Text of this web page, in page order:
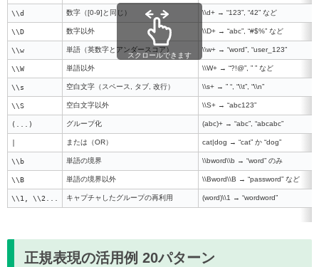
\\d 数字（[0-9]と同じ） \\d+ → “123”, “42” など
\\D 数字以外 \\D+ → “abc”, “#$%” など
\\w 単語（英数字とアンダースコア） \\w+ → “word”, “user_123”
\\W 単語以外 \\W+ → “?!@”, ” ” など
\\s 空白文字（スペース, タブ, 改行） \\s+ → ” “, “\\t”, “\\n”
\\S 空白文字以外 \\S+ → “abc123”
(...) グループ化 (abc)+ → “abc”, “abcabc”
| または（OR） cat|dog → “cat” か “dog”
\\b 単語の境界 \\bword\\b → “word” のみ
\\B 単語の境界以外 \\Bword\\B → “password” など
\\1, \\2... キャプチャしたグループの再利用 (word)\\1 → “wordword”
スクロールできます
正規表現の活用例 20パターン